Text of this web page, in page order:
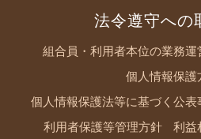
法令遵守への
組合員・利用者本位の業務
個人情報保護
個人情報保護法等に基づく公
利用者保護等管理方針 利益